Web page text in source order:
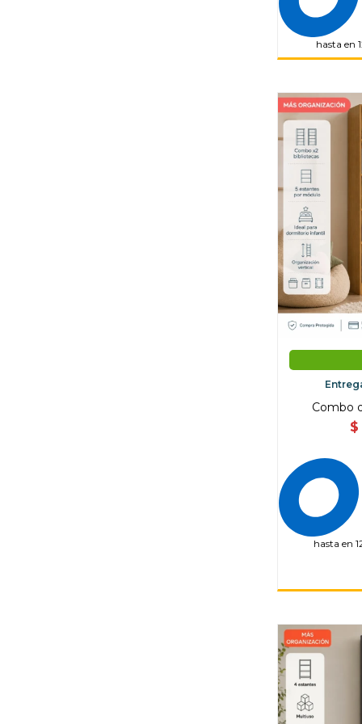
hasta en
Combo
$
hasta en